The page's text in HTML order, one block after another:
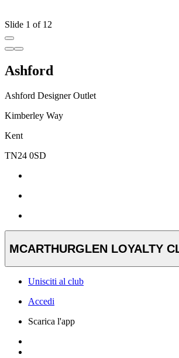
Slide 1 of 12
Ashford
Ashford Designer Outlet
Kimberley Way
Kent
TN24 0SD
MCARTHURGLEN LOYALTY
Unisciti al club
Accedi
Scarica l'app